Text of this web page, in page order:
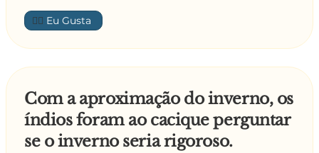
— Assim não dá! — resmungou Sofia para Júlia,
certa vez — Como será que a Cláudia faz pra
saber quando vai chover? Ela nunca põe as
roupas pra secar quando chove!
saindo de sua casa — Vocês querem mesmo
saber como faço pra saber quando vai chover?
Pois eu vou contar! Eu e meu marido
👍🏼
Com a aproximação do inverno, os
índios foram ao cacique perguntar
se o inverno seria rigoroso.